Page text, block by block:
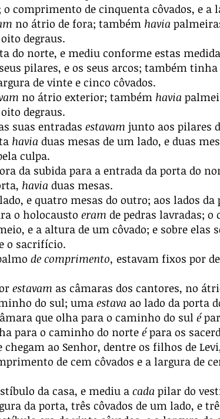
o comprimento de cinquenta côvados, e a
no átrio de fora; também havia
degraus.
do norte, e mediu conforme estas
pilares, e os seus arcos; também
de vinte e cinco côvados.
no átrio exterior; também havia
degraus.
suas entradas estavam junto aos pilares
havia duas mesas de um lado, e duas
culpa.
da subida para a entrada da porta do
havia duas mesas.
e quatro mesas do outro; aos lados
o holocausto eram de pedras lavradas;
e a altura de um côvado; e sobre
o sacrifício.
de comprimento, estavam fixos por
estavam as câmaras dos cantores, no
do sul; uma estava ao lado da porta
que olha para o caminho do sul é
para o caminho do norte épara os
chegam ao Senhor, dentre os filhos de
de cem côvados e a largura de
da casa, e mediu a cada pilar do
da porta, três côvados de um lado, e